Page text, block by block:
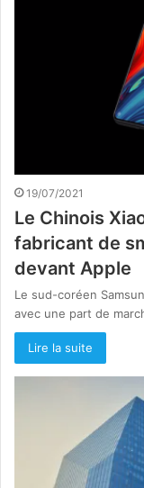
19/07/2021
Le Chinois
fabricant de
devant Apple
Le sud-coréen
avec une part de
Lire la suite